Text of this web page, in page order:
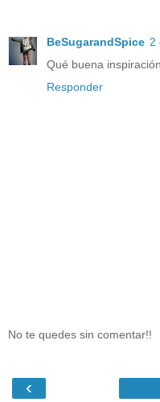
BeSugarandSpice 2
Qué buena
Responder
No te quedes sin comentar!!
‹